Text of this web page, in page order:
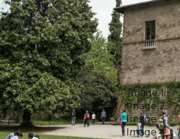
Image 1
Image 2
Image 3
Image 4